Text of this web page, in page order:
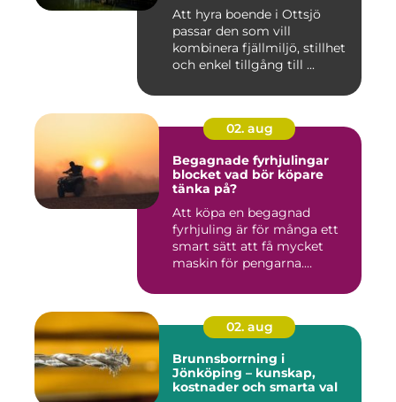
Att hyra boende i Ottsjö
passar den som vill
kombinera fjällmiljö, stillhet
och enkel tillgång till ...
02. aug
Begagnade fyrhjulingar
blocket vad bör köpare
tänka på?
Att köpa en begagnad
fyrhjuling är för många ett
smart sätt att få mycket
maskin för pengarna.
02. aug
Brunnsborrning i
Jönköping – kunskap,
kostnader och smarta val